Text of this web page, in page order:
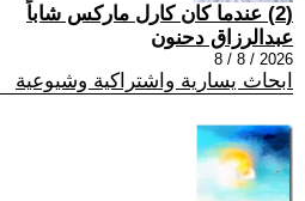
(2) عندما كان كارل ماركس شاباً
عبدالرزاق دحنون
2026 / 8 / 8
ابحاث يسارية واشتراكية وشيوعية